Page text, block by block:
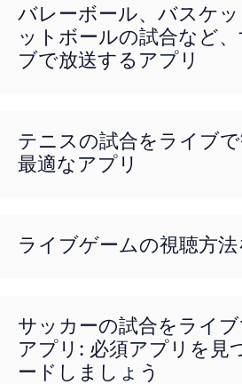
バレーボール、バスケ
ットボールの試合など
ブで放送するアプリ
テニスの試合をライブ
最適なアプリ
ライブゲームの視聴方
サッカーの試合をライ
アプリ: 必須アプリを見
ードしましょう